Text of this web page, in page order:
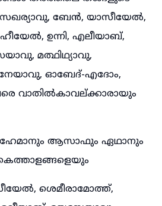
ബേൻ, യാസീയേൽ,
ഉന്നി, എലീയാബ്,
മത്ഥിഥ്യാവു,
ഓബേദ്-എദോം,
വാതിൽകാവല്ക്കാരായും
ഹേമാനും ആസാഫും ഏഥാനും
ശെമീരാമോത്ത്,